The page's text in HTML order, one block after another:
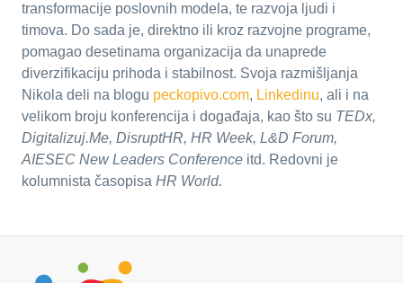
transformacije poslovnih modela, te razvoja ljudi i
timova. Do sada je, direktno ili kroz razvojne programe,
pomagao desetinama organizacija da unaprede
diverzifikaciju prihoda i stabilnost. Svoja razmišljanja
Nikola deli na blogu peckopivo.com, Linkedinu, ali i na
velikom broju konferencija i događaja, kao što su TEDx,
Digitalizuj.Me, DisruptHR, HR Week, L&D Forum,
AIESEC New Leaders Conference itd. Redovni je
kolumnista časopisa HR World.